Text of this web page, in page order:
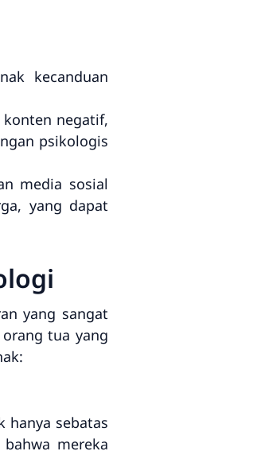
kecanduan
negatif,
psikologis
media sosial
yang dapat
yang sangat
tua yang
hanya sebatas
mereka